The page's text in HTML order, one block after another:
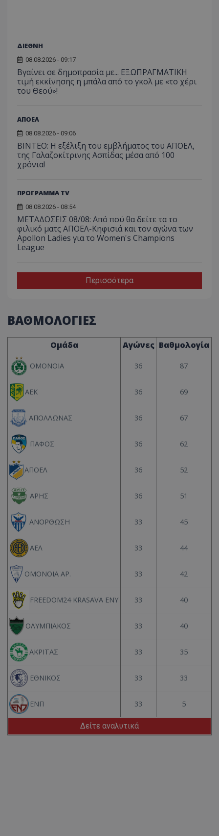
ΔΙΕΘΝΗ
08.08.2026 - 09:17
Βγαίνει σε δημοπρασία με... ΕΞΩΠΡΑΓΜΑΤΙΚΗ
τιμή εκκίνησης η μπάλα από το γκολ με «το χέρι
του Θεού»!
ΑΠΟΕΛ
08.08.2026 - 09:06
ΒΙΝΤΕΟ: Η εξέλιξη του εμβλήματος του ΑΠΟΕΛ,
της Γαλαζοκίτρινης Ασπίδας μέσα από 100
χρόνια!
ΠΡΟΓΡΑΜΜΑ TV
08.08.2026 - 08:54
ΜΕΤΑΔΟΣΕΙΣ 08/08: Από πού θα δείτε τα το
φιλικό ματς ΑΠΟΕΛ-Κηφισιά και τον αγώνα των
Apollon Ladies για το Women's Champions
League
Περισσότερα
ΒΑΘΜΟΛΟΓΙΕΣ
Ομάδα Αγώνες Βαθμολογία
ΟΜΟΝΟΙΑ 36 87
ΑΕΚ 36 69
ΑΠΟΛΛΩΝΑΣ 36 67
ΠΑΦΟΣ 36 62
ΑΠΟΕΛ 36 52
ΑΡΗΣ 36 51
ΑΝΟΡΘΩΣΗ 33 45
ΑΕΛ 33 44
ΟΜΟΝΟΙΑ ΑΡ. 33 42
FREEDOM24 KRASAVA ΕΝΥ 33 40
ΟΛΥΜΠΙΑΚΟΣ 33 40
ΑΚΡΙΤΑΣ 33 35
ΕΘΝΙΚΟΣ 33 33
ΕΝΠ 33 5
Δείτε αναλυτικά